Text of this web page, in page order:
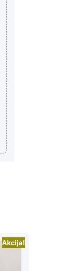
Akcija!